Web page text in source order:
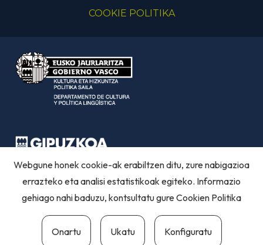
COOKIE POLITIKA
Webgune honek cookie-ak erabiltzen ditu, zure nabigazioa
errazteko eta analisi estatistikoak egiteko. Informazio
gehiago nahi baduzu, kontsultatu gureCookien Politika
Onartu Ukatu Konfiguratu